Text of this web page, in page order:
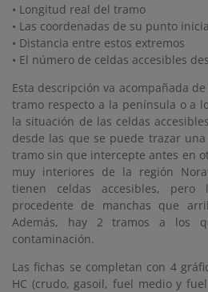
• Longitud real del tramo
• Las coordenadas de su punto
• Distancia entre estos extremos
• El número de celdas accesibles
Esta descripción va acompañada
tramo respecto a la península o a
la situación de las celdas
desde las que se puede trazar
tramo sin que intercepte antes en
muy interiores de la región
tienen celdas accesibles, pero
procedente de manchas que
Además, hay 2 tramos a los
contaminación.
Las fichas se completan con 4
HC (crudo, gasoil, fuel medio y